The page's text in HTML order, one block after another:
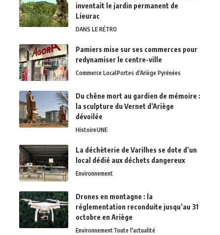
inventait le jardin permanent de
Lieurac
DANS LE RÉTRO
Pamiers mise sur ses commerces pour
redynamiser le centre-ville
Commerce LocalPortes d’Ariège Pyrénées
Du chêne mort au gardien de mémoire :
la sculpture du Vernet d’Ariège
dévoilée
HistoireUNE
La déchèterie de Varilhes se dote d’un
local dédié aux déchets dangereux
Environnement
Drones en montagne : la
réglementation reconduite jusqu’au 31
octobre en Ariège
EnvironnementToute l'actualité